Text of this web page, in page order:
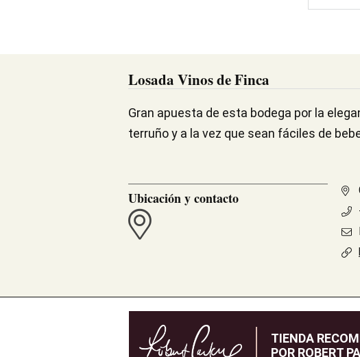
Losada Vinos de Finca
Gran apuesta de esta bodega por la
terruño y a la vez que sean fáciles de
Ubicación y contacto
TIENDA
POR ROBERT